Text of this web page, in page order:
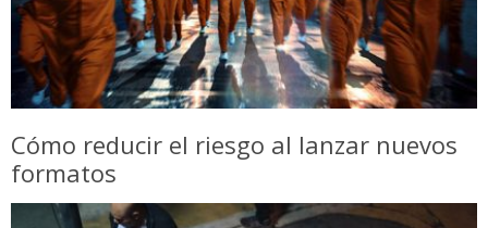
Cómo reducir el riesgo al lanzar nuevos
formatos